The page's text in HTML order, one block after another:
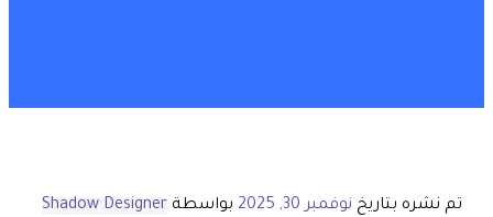
تم نشره بتاريخ نوفمبر 30, 2025 بواسطة Shadow Designer